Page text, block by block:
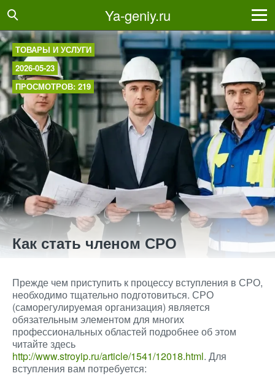
Ya-geniy.ru
ТОВАРЫ И УСЛУГИ
2026-05-23
ПРОСМОТРОВ: 219
Как стать членом СРО
Прежде чем приступить к процессу вступления в СРО,
необходимо тщательно подготовиться. СРО
(саморегулируемая организация) является
обязательным элементом для многих
профессиональных областей подробнее об этом
читайте здесь
http://www.stroyip.ru/article/1541/12018.html. Для
вступления вам потребуется: